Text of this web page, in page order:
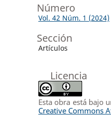
Número
Vol. 42 Núm. 1 (2024)
Sección
Artículos
Licencia
Esta obra está bajo
Creative Commons